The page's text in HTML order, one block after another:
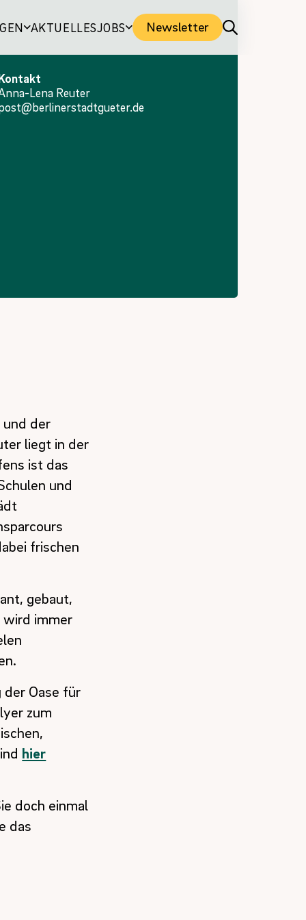
AKTUELLESJOBS Newsletter
Lena Reuter
der
liegt in der
ist das
und
frischen
gebaut,
wird immer
der Oase für
zum
hier
doch einmal
das